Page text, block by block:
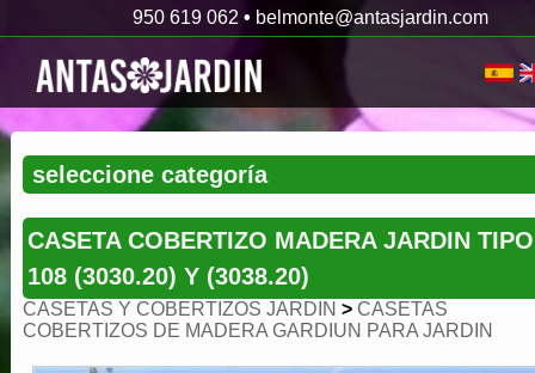
950 619 062 • belmonte@antasjardin.com
CASETA COBERTIZO MADERA JARDIN TIPO
108 (3030.20) Y (3038.20)
CASETAS Y COBERTIZOS JARDIN > CASETAS
COBERTIZOS DE MADERA GARDIUN PARA JARDIN